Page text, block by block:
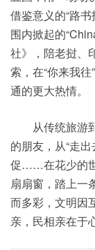
借鉴意义的“路
围内掀起的
社》，陪老挝、
索，在“你来我
通的更大热情。
从传统旅游到
的朋友，从“走
促……在花少的
扇扇窗，踏上一
而多彩，文明因
亲，民相亲在于